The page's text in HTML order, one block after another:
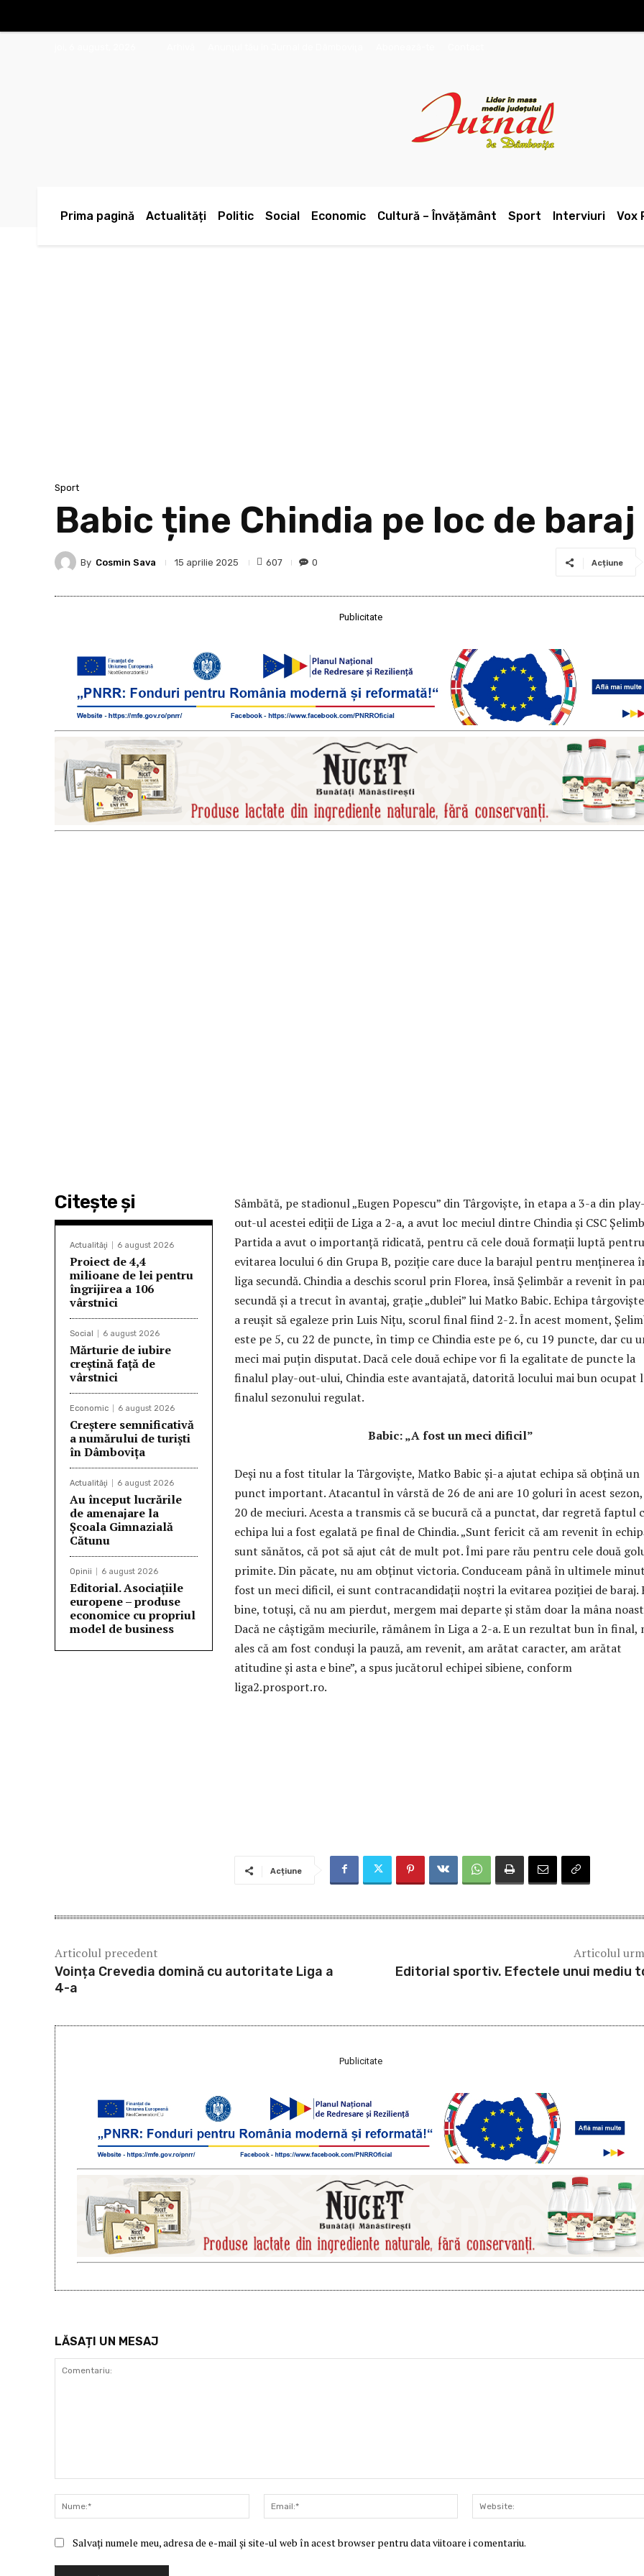
Prima pagină Actualități Politic Social Economic Cultură – Învățământ Sport Interviuri Vox
Sport
Babic ține Chindia pe loc de baraj
By Cosmin Sava 15 aprilie 2025 607 0 Acțiune
Publicitate
Citeşte şi
Actualităţi 6 august 2026
Proiect de 4,4
milioane de lei pentru
îngrijirea a 106
vârstnici
Social 6 august 2026
Mărturie de iubire
creștină față de
vârstnici
Economic 6 august 2026
Creștere semnificativă
a numărului de turiști
în Dâmbovița
Actualităţi 6 august 2026
Au început lucrările
de amenajare la
Școala Gimnazială
Cătunu
Opinii 6 august 2026
Editorial. Asociațiile
europene – produse
economice cu propriul
model de business
Sâmbătă, pe stadionul „Eugen Popescu” din Târgoviște, în etapa a 3-a din
out-ul acestei ediții de Liga a 2-a, a avut loc meciul dintre Chindia și CSC
Partida a avut o importanță ridicată, pentru că cele două formații luptă pentru
evitarea locului 6 din Grupa B, poziție care duce la barajul pentru menținerea
liga secundă. Chindia a deschis scorul prin Florea, însă Șelimbăr a revenit în
secundă și a trecut în avantaj, grație „dublei” lui Matko Babic. Echipa
a reușit să egaleze prin Luis Nițu, scorul final fiind 2-2. În acest moment,
este pe 5, cu 22 de puncte, în timp ce Chindia este pe 6, cu 19 puncte, dar cu
meci mai puțin disputat. Dacă cele două echipe vor fi la egalitate de puncte la
finalul play-out-ului, Chindia este avantajată, datorită locului mai bun ocupat
finalul sezonului regulat.
Babic: „A fost un meci dificil”
Deși nu a fost titular la Târgoviște, Matko Babic și-a ajutat echipa să obțină un
punct important. Atacantul în vârstă de 26 de ani are 10 goluri în acest
20 de meciuri. Acesta a transmis că se bucură că a punctat, dar regretă faptul
echipa lui a fost egalată pe final de Chindia. „Sunt fericit că am revenit în
sunt sănătos, că pot să ajut cât de mult pot. Îmi pare rău pentru cele două
primite. Din păcate, nu am obținut victoria. Conduceam până în ultimele
fost un meci dificil, ei sunt contracandidații noștri la evitarea poziției de baraj.
bine, totuși, că nu am pierdut, mergem mai departe și stăm doar la mâna
Dacă ne câștigăm meciurile, rămânem în Liga a 2-a. E un rezultat bun în final,
ales că am fost conduși la pauză, am revenit, am arătat caracter, am arătat
atitudine și asta e bine”, a spus jucătorul echipei sibiene, conform
liga2.prosport.ro.
Acțiune
Articolul precedent
Voința Crevedia domină cu autoritate Liga a
4-a
Articolul
Editorial sportiv. Efectele unui mediu
Publicitate
LĂSAȚI UN MESAJ
Nume:*
Email:*
Salvați numele meu, adresa de e-mail și site-ul web în acest browser pentru data viitoare i comentariu.